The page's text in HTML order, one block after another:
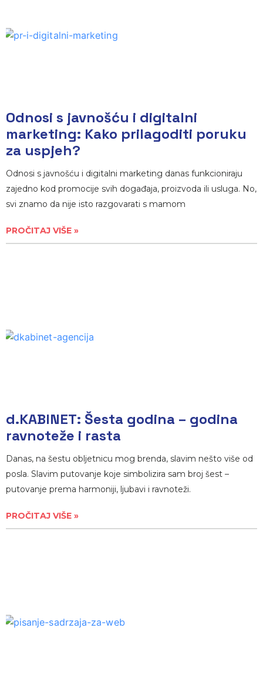
Odnosi s javnošću i digitalni
marketing: Kako prilagoditi poruku
za uspjeh?
Odnosi s javnošću i digitalni marketing danas funkcioniraju
zajedno kod promocije svih događaja, proizvoda ili usluga. No,
svi znamo da nije isto razgovarati s mamom
PROČITAJ VIŠE »
d.KABINET: Šesta godina – godina
ravnoteže i rasta
Danas, na šestu obljetnicu mog brenda, slavim nešto više od
posla. Slavim putovanje koje simbolizira sam broj šest –
putovanje prema harmoniji, ljubavi i ravnoteži.
PROČITAJ VIŠE »